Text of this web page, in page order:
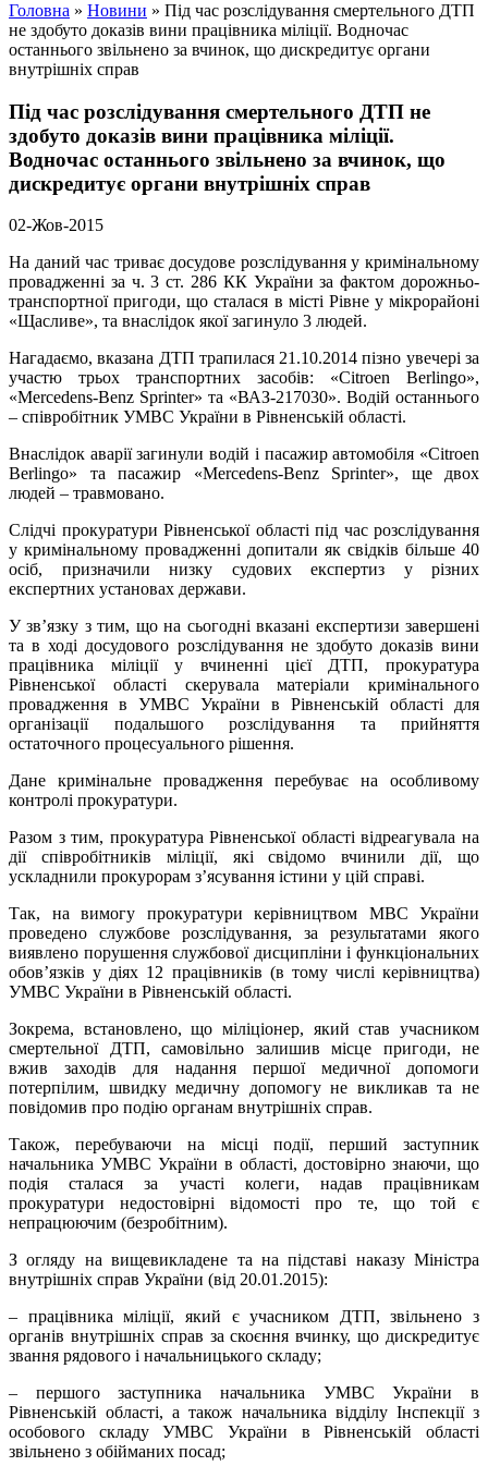
Головна » Новини » Під час розслідування смертельного ДТП
не здобуто доказів вини працівника міліції. Водночас
останнього звільнено за вчинок, що дискредитує органи
внутрішніх справ
Під час розслідування смертельного ДТП не
здобуто доказів вини працівника міліції.
Водночас останнього звільнено за вчинок, що
дискредитує органи внутрішніх справ
02-Жов-2015
На даний час триває досудове розслідування у кримінальному
провадженні за ч. 3 ст. 286 КК України за фактом дорожньо-
транспортної пригоди, що сталася в місті Рівне у мікрорайоні
«Щасливе», та внаслідок якої загинуло 3 людей.
Нагадаємо, вказана ДТП трапилася 21.10.2014 пізно увечері за
участю трьох транспортних засобів: «Citroen Berlingo»,
«Mercedens-Benz Sprinter» та «ВАЗ-217030». Водій останнього
– співробітник УМВС України в Рівненській області.
Внаслідок аварії загинули водій і пасажир автомобіля «Citroen
Berlingo» та пасажир «Mercedens-Benz Sprinter», ще двох
людей – травмовано.
Слідчі прокуратури Рівненської області під час розслідування
у кримінальному провадженні допитали як свідків більше 40
осіб, призначили низку судових експертиз у різних
експертних установах держави.
У звʼязку з тим, що на сьогодні вказані експертизи завершені
та в ході досудового розслідування не здобуто доказів вини
працівника міліції у вчиненні цієї ДТП, прокуратура
Рівненської області скерувала матеріали кримінального
провадження в УМВС України в Рівненській області для
організації подальшого розслідування та прийняття
остаточного процесуального рішення.
Дане кримінальне провадження перебуває на особливому
контролі прокуратури.
Разом з тим, прокуратура Рівненської області відреагувала на
дії співробітників міліції, які свідомо вчинили дії, що
ускладнили прокурорам зʼясування істини у цій справі.
Так, на вимогу прокуратури керівництвом МВС України
проведено службове розслідування, за результатами якого
виявлено порушення службової дисципліни і функціональних
обов’язків у діях 12 працівників (в тому числі керівництва)
УМВС України в Рівненській області.
Зокрема, встановлено, що міліціонер, який став учасником
смертельної ДТП, самовільно залишив місце пригоди, не
вжив заходів для надання першої медичної допомоги
потерпілим, швидку медичну допомогу не викликав та не
повідомив про подію органам внутрішніх справ.
Також, перебуваючи на місці події, перший заступник
начальника УМВС України в області, достовірно знаючи, що
подія сталася за участі колеги, надав працівникам
прокуратури недостовірні відомості про те, що той є
непрацюючим (безробітним).
З огляду на вищевикладене та на підставі наказу Міністра
внутрішніх справ України (від 20.01.2015):
– працівника міліції, який є учасником ДТП, звільнено з
органів внутрішніх справ за скоєння вчинку, що дискредитує
звання рядового і начальницького складу;
– першого заступника начальника УМВС України в
Рівненській області, а також начальника відділу Інспекції з
особового складу УМВС України в Рівненській області
звільнено з обійманих посад;